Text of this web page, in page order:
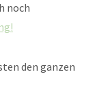
noch
den ganzen